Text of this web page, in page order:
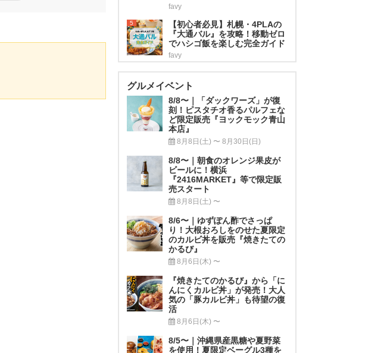
favy
5
【初心者必見】札幌・4PLAの
『大通バル』を攻略！移動ゼロ
でハシゴ飯を楽しむ完全ガイド
favy
グルメイベント
8/8〜｜「ダックワーズ」が復
刻！ピスタチオ香るパルフェな
ど限定販売『ヨックモック青山
本店』
8月8日(土) 〜 8月30日(日)
8/8〜｜朝食のオレンジ果皮が
ビールに！横浜
『2416MARKET』等で限定販
売スタート
8月8日(土) 〜
8/6〜｜ゆずぽん酢でさっぱ
り！大根おろしをのせた夏限定
のカルビ丼を販売『焼きたての
かるび』
8月6日(木) 〜
『焼きたてのかるび』から「に
んにくカルビ丼」が発売！大人
気の「豚カルビ丼」も待望の復
活
8月6日(木) 〜
8/5〜｜沖縄県産黒糖や夏野菜
を使用！夏限定ベーグル3種を